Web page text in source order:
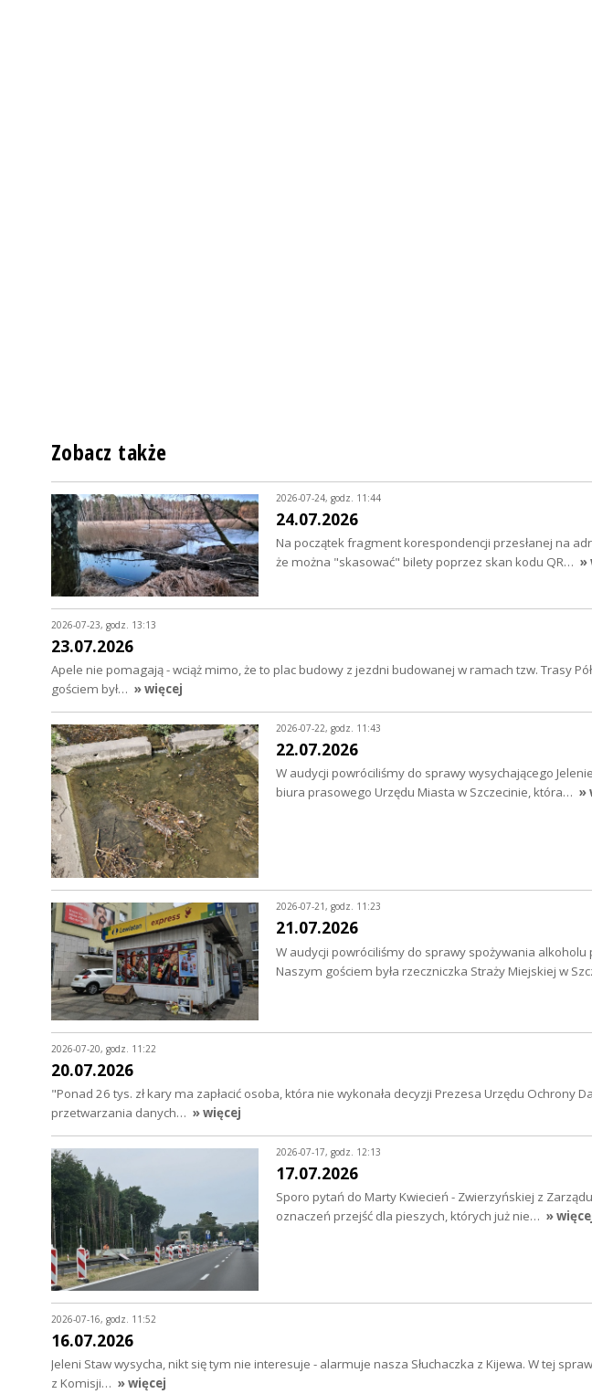
Zobacz także
2026-07-24, godz. 11:44
24.07.2026
Na początek fragment korespondencji przesłanej na
że można "skasować" bilety poprzez skan kodu QR… »
2026-07-23, godz. 13:13
23.07.2026
Apele nie pomagają - wciąż mimo, że to plac budowy z jezdni budowanej w ramach tzw. Trasy
gościem był… » więcej
2026-07-22, godz. 11:43
22.07.2026
W audycji powróciliśmy do sprawy wysychającego
biura prasowego Urzędu Miasta w Szczecinie, która… »
2026-07-21, godz. 11:23
21.07.2026
W audycji powróciliśmy do sprawy spożywania
Naszym gościem była rzeczniczka Straży Miejskiej w
2026-07-20, godz. 11:22
20.07.2026
"Ponad 26 tys. zł kary ma zapłacić osoba, która nie wykonała decyzji Prezesa Urzędu Ochrony
przetwarzania danych… » więcej
2026-07-17, godz. 12:13
17.07.2026
Sporo pytań do Marty Kwiecień - Zwierzyńskiej z
oznaczeń przejść dla pieszych, których już nie… »
2026-07-16, godz. 11:52
16.07.2026
Jeleni Staw wysycha, nikt się tym nie interesuje - alarmuje nasza Słuchaczka z Kijewa. W tej
z Komisji… » więcej